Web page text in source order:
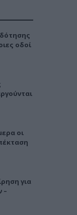
οδοί
οι
για
–